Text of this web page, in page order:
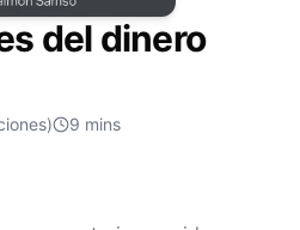
del dinero
9 mins